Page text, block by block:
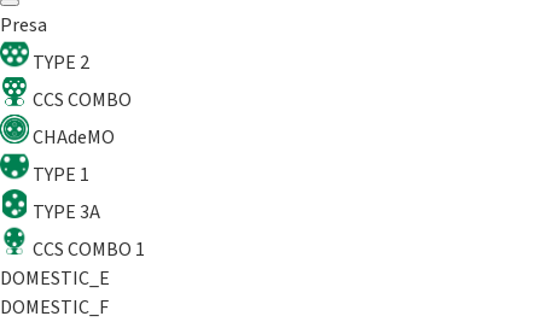
Presa
TYPE 2
CCS COMBO
CHAdeMO
TYPE 1
TYPE 3A
CCS COMBO 1
DOMESTIC_E
DOMESTIC_F